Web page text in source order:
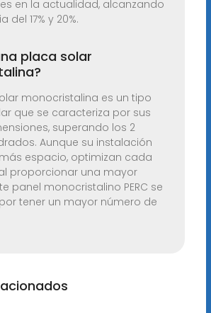
en la actualidad, alcanzando
del 17% y 20%.
placa solar
monocristalina es un tipo
que se caracteriza por sus
superando los 2
Aunque su instalación
espacio, optimizan cada
proporcionar una mayor
panel monocristalino PERC se
tener un mayor número de